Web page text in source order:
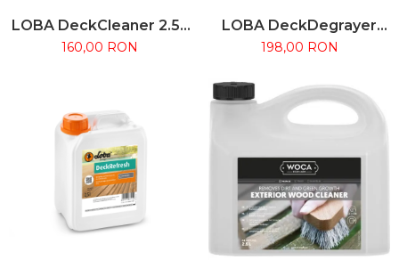
LOBA DeckCleaner 2.5L
– Detergent concentrat
pentru curățarea
160,00 RON
LOBA DeckDegrayer
2.5L – Agent de curățare
intensivă și albire pentru
198,00 RON